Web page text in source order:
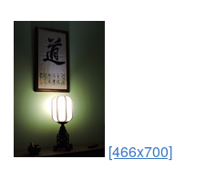
[466x700]